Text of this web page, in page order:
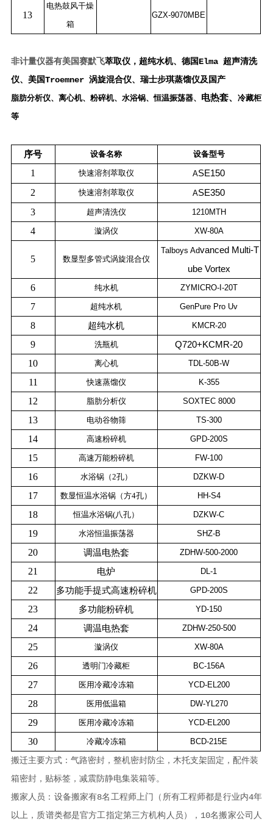
13
电热鼓风干燥
箱
GZX-9070MBE
非计量仪器有美国赛默飞萃取仪， 超纯水机、 德国Elma 超声清洗
仪、美国Troemner 涡旋混合仪、瑞士步琪蒸馏仪及国产
脂肪分析仪、离心机、粉碎机、 水浴锅、恒温振荡器、 电热套、 冷藏柜
等
序号 设备名称 设备型号
1 快速溶剂萃取仪 ASE150
2 快速溶剂萃取仪 ASE350
3 超声清洗仪 1210MTH
4 漩涡仪 XW-80A
5 数显型多管式涡旋混合仪
Talboys Advanced Multi-T
ube Vortex
6 纯水机 ZYMICRO-I-20T
7 超纯水机 GenPure Pro Uv
8 超纯水机 KMCR-20
9 洗瓶机 Q720+KCMR-20
10 离心机 TDL-50B-W
11 快速蒸馏仪 K-355
12 脂肪分析仪 SOXTEC 8000
13 电动谷物筛 TS-300
14 高速粉碎机 GPD-200S
15 高速万能粉碎机 FW-100
16 水浴锅（2孔） DZKW-D
17 数显恒温水浴锅（方4孔） HH-S4
18 恒温水浴锅(八孔） DZKW-C
19 水浴恒温振荡器 SHZ-B
20 调温电热套 ZDHW-500-2000
21 电炉 DL-1
22 多功能手提式高速粉碎机 GPD-200S
23 多功能粉碎机 YD-150
24 调温电热套 ZDHW-250-500
25 漩涡仪 XW-80A
26 透明门冷藏柜 BC-156A
27 医用冷藏冷冻箱 YCD-EL200
28 医用低温箱 DW-YL270
29 医用冷藏冷冻箱 YCD-EL200
30 冷藏冷冻箱 BCD-215E
搬迁主要方式：气路密封，整机密封防尘，木托支架固定，配件装
箱密封，贴标签，减震防静电集装箱等。
搬家人员：设备搬家有8名工程师上门（所有工程师都是行业内4年
以上，质谱类都是官方工指定第三方机构人员），10名搬家公司人